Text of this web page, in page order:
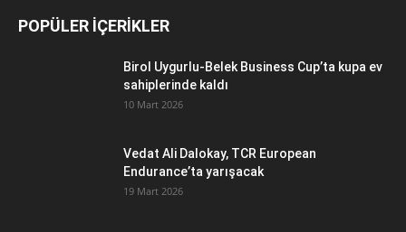
POPÜLER İÇERİKLER
Birol Uygurlu-Belek Business Cup’ta kupa ev
sahiplerinde kaldı
10 Mart 2026
Vedat Ali Dalokay, TCR European
Endurance’ta yarışacak
19 Mart 2026